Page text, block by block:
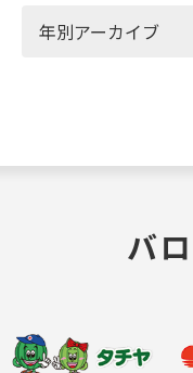
バ